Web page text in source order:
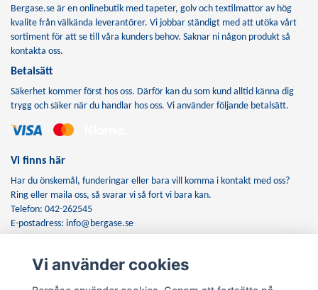
Bergase.se är en onlinebutik med tapeter, golv och textilmattor av hög
kvalite från välkända leverantörer. Vi jobbar ständigt med att utöka vårt
sortiment för att se till våra kunders behov. Saknar ni någon produkt så
kontakta oss.
Betalsätt
Säkerhet kommer först hos oss. Därför kan du som kund alltid känna dig
trygg och säker när du handlar hos oss. Vi använder följande betalsätt.
Vi finns här
Har du önskemål, funderingar eller bara vill komma i kontakt med oss?
Ring eller maila oss, så svarar vi så fort vi bara kan.
Telefon: 042-262545
E-postadress: info@bergase.se
Anmäl dig till vårt nyhetsbrev
Vi använder cookies